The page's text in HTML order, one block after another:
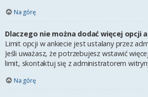
Na górę
Dlaczego nie można dodać więcej opcji
Limit opcji w ankiecie jest ustalany przez
Jeśli uważasz, że potrzebujesz wstawić
limit, skontaktuj się z administratorem
Na górę